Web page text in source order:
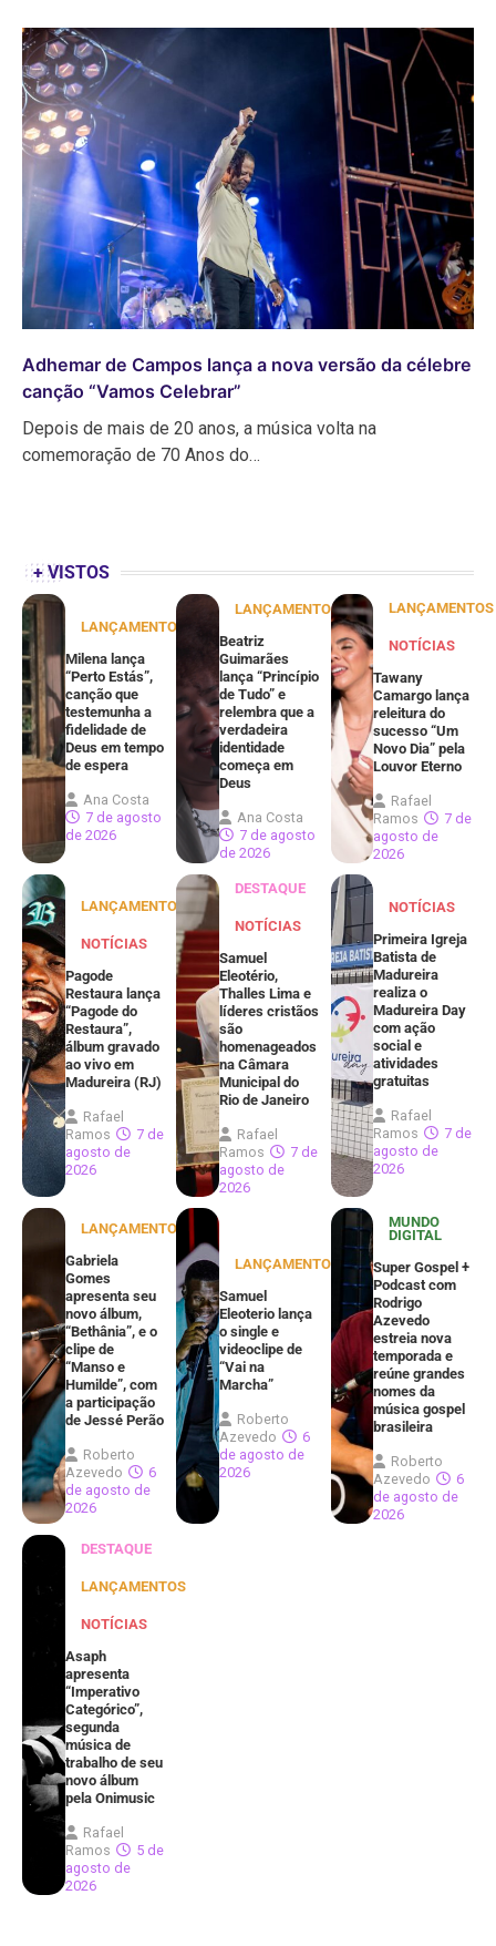
Adhemar de Campos lança a nova versão da célebre
canção “Vamos Celebrar”
Depois de mais de 20 anos, a música volta na
comemoração de 70 Anos do…
+ VISTOS
LANÇAMENTOS
Milena lança
“Perto Estás”,
canção que
testemunha a
fidelidade de
Deus em tempo
de espera
Ana Costa
7 de agosto
de 2026
LANÇAMENTOS
Beatriz
Guimarães
lança “Princípio
de Tudo” e
relembra que a
verdadeira
identidade
começa em
Deus
Ana Costa
7 de agosto
de 2026
LANÇAMENTOS
NOTÍCIAS
Tawany
Camargo lança
releitura do
sucesso “Um
Novo Dia” pela
Louvor Eterno
Rafael
Ramos
7 de
agosto de
2026
LANÇAMENTOS
NOTÍCIAS
Pagode
Restaura lança
“Pagode do
Restaura”,
álbum gravado
ao vivo em
Madureira (RJ)
Rafael
Ramos
7 de
agosto de
2026
DESTAQUE
NOTÍCIAS
Samuel
Eleotério,
Thalles Lima e
líderes cristãos
são
homenageados
na Câmara
Municipal do
Rio de Janeiro
Rafael
Ramos
7 de
agosto de
2026
NOTÍCIAS
Primeira Igreja
Batista de
Madureira
realiza o
Madureira Day
com ação
social e
atividades
gratuitas
Rafael
Ramos
7 de
agosto de
2026
LANÇAMENTOS
Gabriela
Gomes
apresenta seu
novo álbum,
“Bethânia”, e o
clipe de
“Manso e
Humilde”, com
a participação
de Jessé Perão
Roberto
Azevedo
6
de agosto de
2026
LANÇAMENTOS
Samuel
Eleoterio lança
o single e
videoclipe de
“Vai na
Marcha”
Roberto
Azevedo
6
de agosto de
2026
MUNDO
DIGITAL
Super Gospel +
Podcast com
Rodrigo
Azevedo
estreia nova
temporada e
reúne grandes
nomes da
música gospel
brasileira
Roberto
Azevedo
6
de agosto de
2026
DESTAQUE
LANÇAMENTOS
NOTÍCIAS
Asaph
apresenta
“Imperativo
Categórico”,
segunda
música de
trabalho de seu
novo álbum
pela Onimusic
Rafael
Ramos
5 de
agosto de
2026